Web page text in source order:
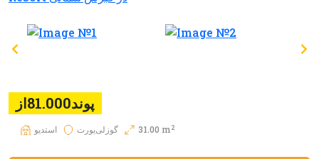
پوند81.000از
استديو گوزلی‌یورت 31.00 m2